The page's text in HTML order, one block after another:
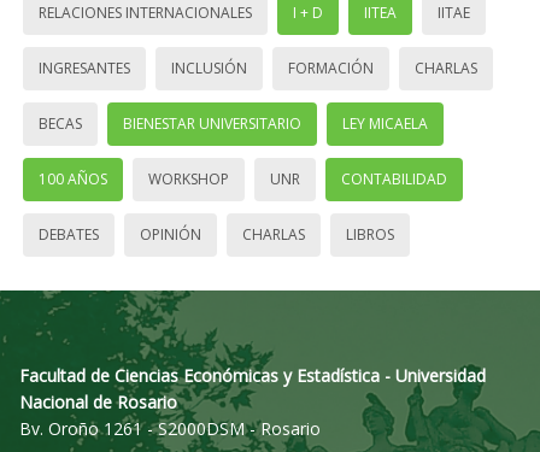
RELACIONES INTERNACIONALES I + D IITEA IITAE
INGRESANTES INCLUSIÓN FORMACIÓN CHARLAS
BECAS BIENESTAR UNIVERSITARIO LEY MICAELA
100 AÑOS WORKSHOP UNR CONTABILIDAD
DEBATES OPINIÓN CHARLAS LIBROS
Facultad de Ciencias Económicas y Estadística - Universidad
Nacional de Rosario
Bv. Oroño 1261 - S2000DSM - Rosario